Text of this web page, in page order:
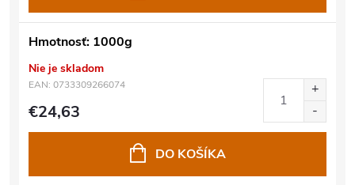
Hmotnosť: 1000g
Nie je skladom
EAN: 0733309266074
€24,63
DO KOŠÍKA